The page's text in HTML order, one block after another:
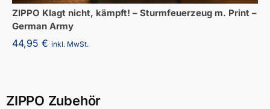
ZIPPO Klagt nicht, kämpft! – Sturmfeuerzeug m. Print –
German Army
44,95 € inkl. MwSt.
ZIPPO Zubehör